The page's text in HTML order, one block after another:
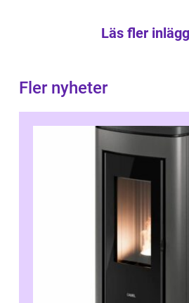
Läs fler
Fler nyheter